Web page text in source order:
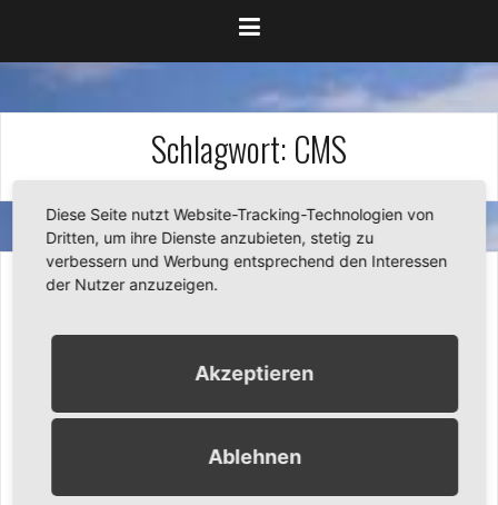
Schlagwort: CMS
17. Dezember 2014
Umstellung auf neue CMS Version
Heute ist gaengler.com unsere Familen Homepage und
Webseite für unsere Reiseberichte auf eine neue CMS-
Ahnenforschungskomponente aktualisiert worden. Auch
unser neuestes Familienmitglied LINA Gängler (Tochter von
Diese Seite nutzt Website-Tracking-Technologien von
Dritten, um ihre Dienste anzubieten, stetig zu
verbessern und Werbung entsprechend den Interessen
der Nutzer anzuzeigen.
Akzeptieren
Ablehnen